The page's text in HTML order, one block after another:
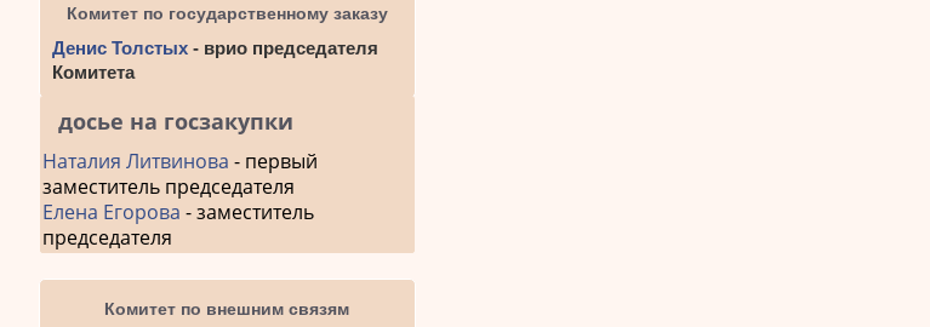
Комитет по государственному заказу
Денис Толстых - врио председателя
Комитета
досье на госзакупки
Наталия Литвинова - первый
заместитель председателя
Елена Егорова - заместитель
председателя
Комитет по внешним связям